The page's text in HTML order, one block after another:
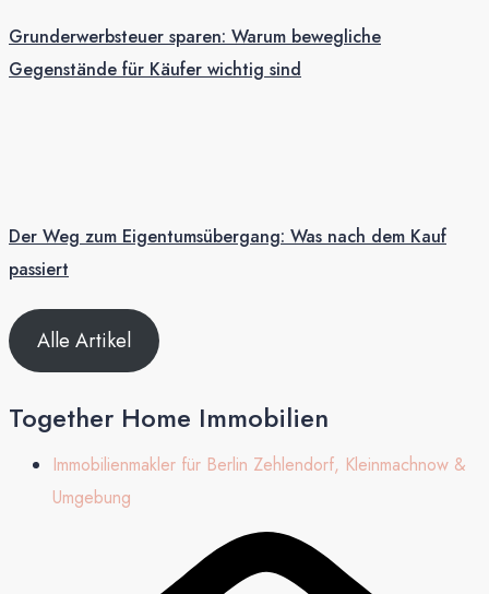
Grunderwerbsteuer sparen: Warum bewegliche
Gegenstände für Käufer wichtig sind
Der Weg zum Eigentumsübergang: Was nach dem Kauf
passiert
Alle Artikel
Together Home Immobilien
Immobilienmakler für Berlin Zehlendorf, Kleinmachnow &
Umgebung